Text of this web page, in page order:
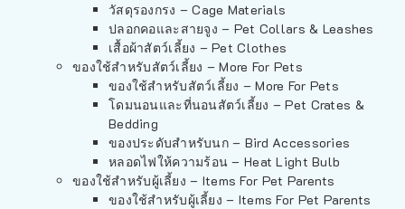
วัสดุรองกรง – Cage Materials
ปลอกคอและสายจูง – Pet Collars & Leashes
เสื้อผ้าสัตว์เลี้ยง – Pet Clothes
ของใช้สำหรับสัตว์เลี้ยง – More For Pets
ของใช้สำหรับสัตว์เลี้ยง – More For Pets
โดมนอนและที่นอนสัตว์เลี้ยง – Pet Crates &
Bedding
ของประดับสำหรับนก – Bird Accessories
หลอดไฟให้ความร้อน – Heat Light Bulb
ของใช้สำหรับผู้เลี้ยง – Items For Pet Parents
ของใช้สำหรับผู้เลี้ยง – Items For Pet Parents